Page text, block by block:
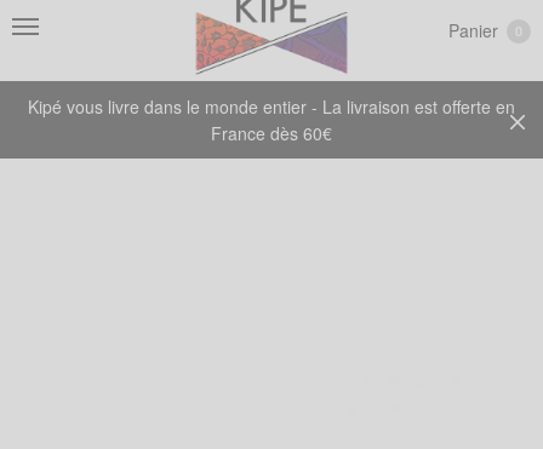
Kipé vous livre dans le monde entier - La livraison est offerte en
France dès 60€
Panier